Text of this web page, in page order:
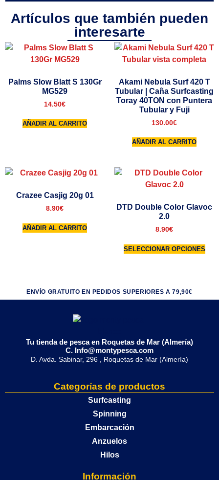
Artículos que también pueden
interesarte
Palms Slow Blatt S 130Gr
MG529
14.50€
AÑADIR AL CARRITO
Akami Nebula Surf 420 T
Tubular | Caña Surfcasting
Toray 40TON con Puntera
Tubular y Fuji
130.00€
AÑADIR AL CARRITO
Crazee Casjig 20g 01
8.90€
AÑADIR AL CARRITO
DTD Double Color Glavoc
2.0
8.90€
SELECCIONAR OPCIONES
ENVÍO GRATUITO EN PEDIDOS SUPERIORES A 79,90€
Tu tienda de pesca en Roquetas de Mar (Almería)
C. Info@montypesca.com
D. Avda. Sabinar, 296 , Roquetas de Mar (Almería)
Categorías de productos
Surfcasting
Spinning
Embarcación
Anzuelos
Hilos
Información